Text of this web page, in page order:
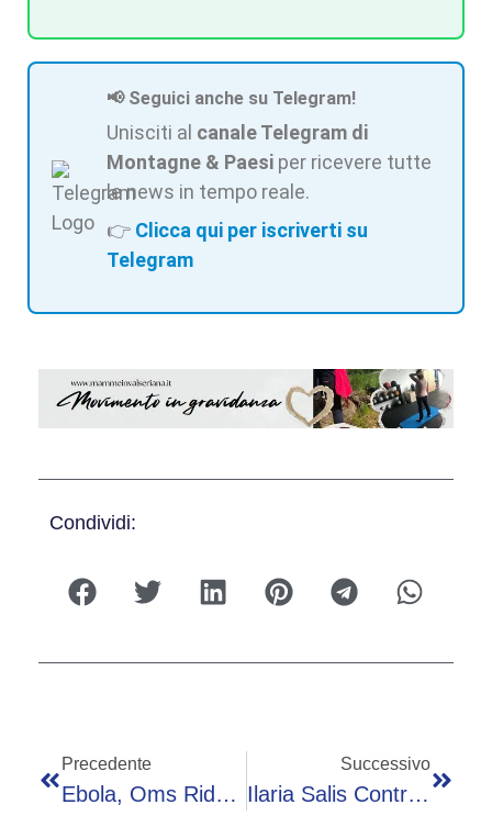
📢 Seguici anche su Telegram!
Unisciti al canale Telegram di
Montagne & Paesi per ricevere tutte
le news in tempo reale.
👉 Clicca qui per iscriverti su
Telegram
Condividi:
Precedente
Ebola, Oms Riduce Drasticamente Numero Casi Sospetti: Da 906 A 116
Successivo
Ilaria Salis Contro Parata 2 Giugno: “Bisogna Abolirla E Restituire Carattere Civile A Festa”